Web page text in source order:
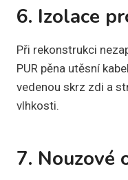
6. Izolace
Při rekonstrukci
PUR pěna utěsní
vedenou skrz zdi a
vlhkosti.
7. Nouzové